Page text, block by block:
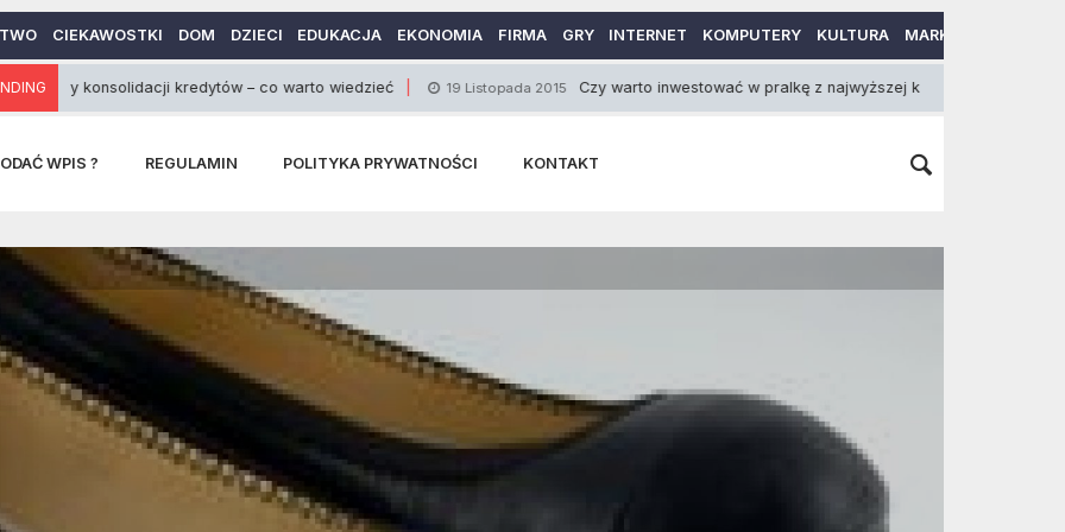
CIEKAWOSTKI DOM DZIECI EDUKACJA EKONOMIA FIRMA GRY INTERNET KOMPUTERY KULTURA MARKETING
konsolidacji kredytów – co warto wiedzieć 19 Listopada 2015 Czy warto inwestować w pralkę z najwyższej klasy energetycznej?
WPIS ? REGULAMIN POLITYKA PRYWATNOŚCI KONTAKT